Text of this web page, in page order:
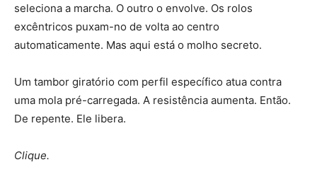
seleciona a marcha. O outro o envolve. Os rolos
excêntricos puxam-no de volta ao centro
automaticamente. Mas aqui está o molho secreto.
Um tambor giratório com perfil específico atua contra
uma mola pré-carregada. A resistência aumenta. Então.
De repente. Ele libera.
Clique.